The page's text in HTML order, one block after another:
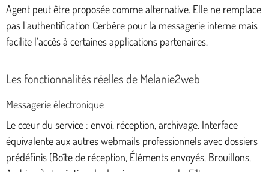
Agent peut être proposée comme alternative. Elle ne remplace
pas l’authentification Cerbère pour la messagerie interne mais
facilite l’accès à certaines applications partenaires.
Les fonctionnalités réelles de Melanie2web
Messagerie électronique
Le cœur du service : envoi, réception, archivage. Interface
équivalente aux autres webmails professionnels avec dossiers
prédéfinis (Boîte de réception, Éléments envoyés, Brouillons,